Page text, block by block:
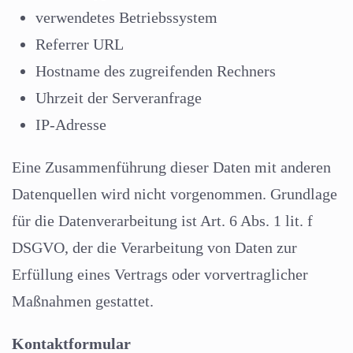
verwendetes Betriebssystem
Referrer URL
Hostname des zugreifenden Rechners
Uhrzeit der Serveranfrage
IP-Adresse
Eine Zusammenführung dieser Daten mit anderen
Datenquellen wird nicht vorgenommen. Grundlage
für die Datenverarbeitung ist Art. 6 Abs. 1 lit. f
DSGVO, der die Verarbeitung von Daten zur
Erfüllung eines Vertrags oder vorvertraglicher
Maßnahmen gestattet.
Kontaktformular